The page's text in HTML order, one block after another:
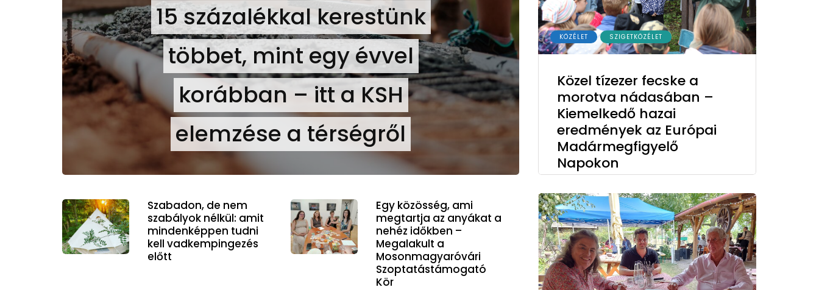
15 százalékkal kerestünk
többet, mint egy évvel
korábban – itt a KSH
elemzése a térségről
Szabadon, de nem
szabályok nélkül: amit
mindenképpen tudni
kell vadkempingezés
előtt
Egy közösség, ami
megtartja az anyákat a
nehéz időkben –
Megalakult a
Mosonmagyaróvári
Szoptatástámogató
Kör
KÖZÉLET SZIGETKÖZÉLET
Közel tízezer fecske a
morotva nádasában –
Kiemelkedő hazai
eredmények az Európai
Madármegfigyelő
Napokon